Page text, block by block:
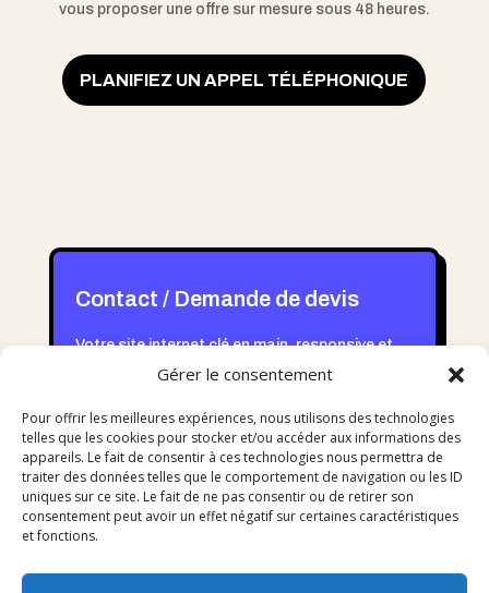
Gérer le consentement
Pour offrir les meilleures expériences, nous utilisons des technologies
telles que les cookies pour stocker et/ou accéder aux informations des
appareils. Le fait de consentir à ces technologies nous permettra de
traiter des données telles que le comportement de navigation ou les ID
uniques sur ce site. Le fait de ne pas consentir ou de retirer son
consentement peut avoir un effet négatif sur certaines caractéristiques
et fonctions.
vous proposer une offre sur mesure sous 48 heures.
PLANIFIEZ UN APPEL TÉLÉPHONIQUE
Contact / Demande de devis
Votre site internet clé en main, responsive et
sécurisé, conçu sous WordPress avec Divi.
DISCUTIONS-EN!